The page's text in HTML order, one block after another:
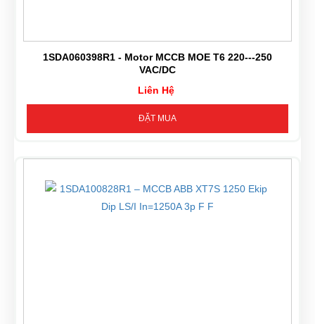
1SDA060398R1 - Motor MCCB MOE T6 220---250
VAC/DC
Liên Hệ
ĐẶT MUA